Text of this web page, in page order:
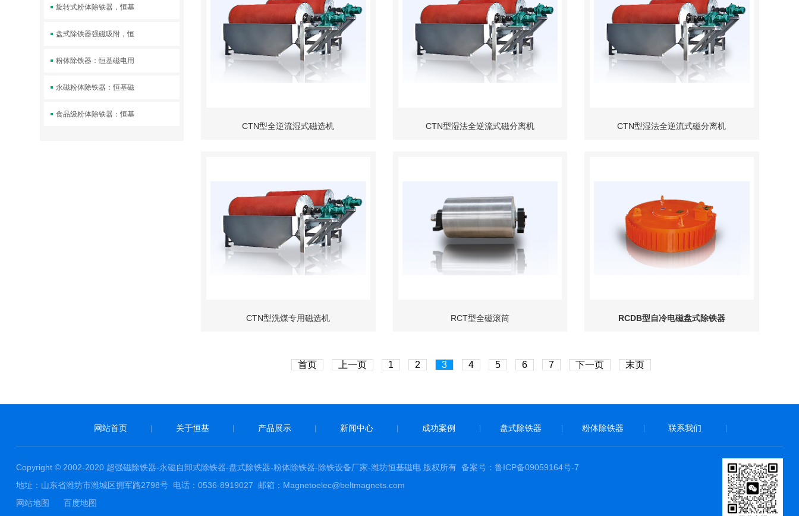
旋转式粉体除铁器，恒基
盘式除铁器强磁吸附，恒
粉体除铁器：恒基磁电用
永磁粉体除铁器：恒基磁
食品级粉体除铁器：恒基
CTN型全逆流湿式磁选机 CTN型湿法全逆流式磁分离机 CTN型湿法全逆流式磁分离机
CTN型洗煤专用磁选机 RCT型全磁滚筒 RCDB型自冷电磁盘式除铁器
首页 上一页 1 2 3 4 5 6 7 下一页 末页
网站首页 关于恒基 产品展示 新闻中心 成功案例 盘式除铁器 粉体除铁器 联系我们
Copyright © 2002-2020 超强磁除铁器-永磁自卸式除铁器-盘式除铁器-粉体除铁器-除铁设备厂家-潍坊恒基磁电 版权所有 备案号：鲁ICP备09059164号-7
地址：山东省潍坊市潍城区拥军路2798号 电话：0536-8919027 邮箱：Magnetoelec@beltmagnets.com
网站地图
百度地图